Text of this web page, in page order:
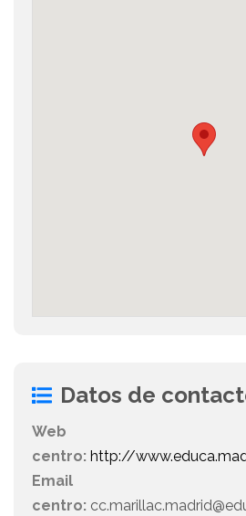
Datos de
Web
centro: http://
Email
centro: